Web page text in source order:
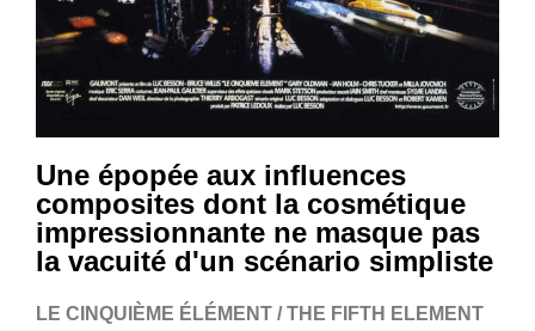
Une épopée aux influences
composites dont la cosmétique
impressionnante ne masque pas
la vacuité d'un scénario simpliste
LE CINQUIÈME ÉLÉMENT / THE FIFTH ELEMENT